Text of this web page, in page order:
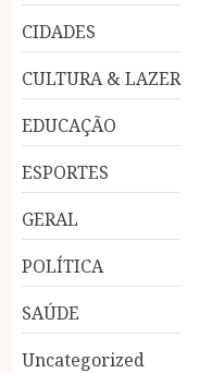
CIDADES
CULTURA & LAZER
EDUCAÇÃO
ESPORTES
GERAL
POLÍTICA
SAÚDE
Uncategorized